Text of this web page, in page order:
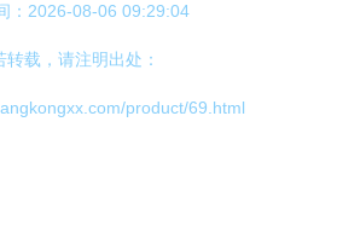
：2026-08-06 09:29:04
转载，请注明出处：
product/69.html